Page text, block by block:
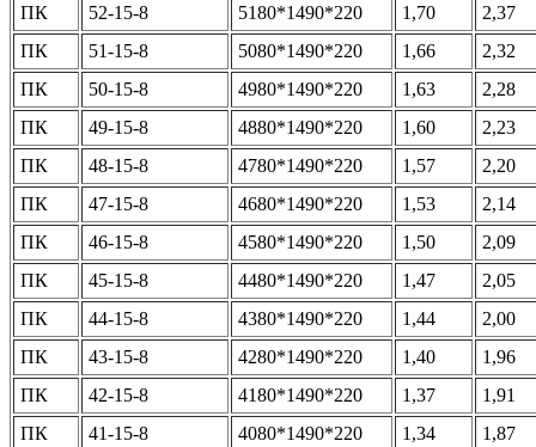
ПК
52-15-8 5180*1490*220 1,70
2,37
ПК
51-15-8 5080*1490*220 1,66
2,32
ПК
50-15-8 4980*1490*220 1,63
2,28
ПК
49-15-8 4880*1490*220 1,60
2,23
ПК
48-15-8 4780*1490*220 1,57
2,20
ПК
47-15-8 4680*1490*220 1,53
2,14
ПК
46-15-8 4580*1490*220 1,50
2,09
ПК
45-15-8 4480*1490*220 1,47
2,05
ПК
44-15-8 4380*1490*220 1,44
2,00
ПК
43-15-8 4280*1490*220 1,40
1,96
ПК
42-15-8 4180*1490*220 1,37
1,91
ПК
41-15-8 4080*1490*220 1,34
1,87